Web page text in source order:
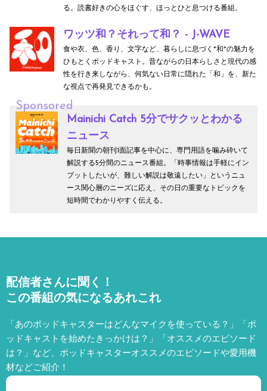
る。読書好きの心をほぐす、ほっとひと息つける番組。
ワッツ和？それって和？ - J-WAVE
食や衣、色、香り、文字など、暮らしに息づく"和"の魅力を
ひもとくポッドキャスト。昔ながらの日本らしさと現代の感
性を行き来しながら、何気ない日常に隠れた「和」を、新た
な視点で再発見できるかも。
Sponsored
Mainichi Catch 5分でサクッとわかる
ニュース
毎日新聞の朝刊1面記事を中心に、専門用語を噛み砕いて
解説する5分間のニュース番組。「時事情報は手軽にイン
プットしたいが、難しい解説は敬遠したい」というニュ
ース関心層のニーズに応え、その日の重要なトピックを
短時間でわかりやすく伝える。
配信者さんに聞く！
この番組の気になるあれこれ
「あのポッドキャスターはどんなマイクを使っている？」「ポ
ッドキャストを始めたきっかけは？」「オススメのエピソード
は？」など、 ポッドキャスターオススメのエピソードや愛用機
材などご紹介！